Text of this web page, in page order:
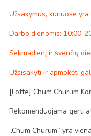
Užsakymus, kuriuose
Darbo dienomis: 10:00-
Sekmadienį ir švenčių
Užsisakyti ir apmokėti
[Lotte] Chum Churum
Rekomenduojama gerti
„Chum Churum“ yra